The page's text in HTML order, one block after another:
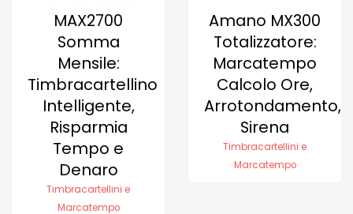
MAX2700
Somma
Mensile:
Timbracartellino
Intelligente,
Risparmia
Tempo e
Denaro
Timbracartellini e
Marcatempo
Amano MX300
Totalizzatore:
Marcatempo
Calcolo Ore,
Arrotondamento,
Sirena
Timbracartellini e
Marcatempo